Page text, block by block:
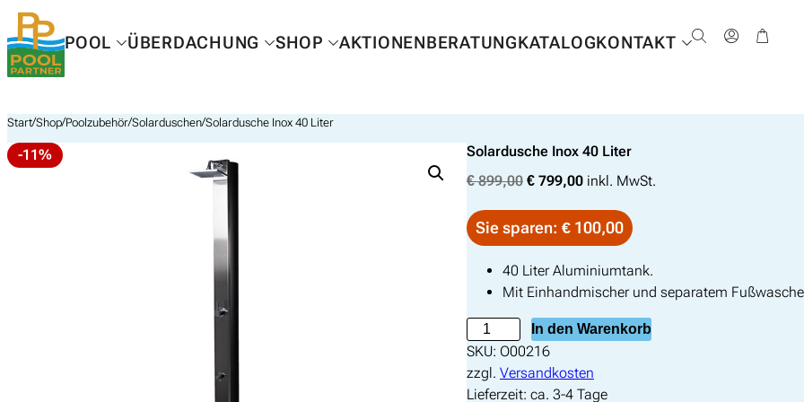
Zum
Inhalt
springen
POOL ÜBERDACHUNG SHOP AKTIONENBERATUNGKATALOGKONTAKT
Start/Shop/Poolzubehör/Solarduschen/Solardusche Inox 40 Liter
-11%
Solardusche Inox 40 Liter
€899,00 U
s
p
r
ü
g
l
i
c
€ 799,00A
t
u
e
l
e
P
r
inkl. MwSt.
Sie sparen: € 100,00
40 Liter Aluminiumtank.
Mit Einhandmischer und separatem
o
l
a
In den Warenkorb
SKU: O00216
zzgl. Versandkosten
Lieferzeit: ca. 3-4 Tage